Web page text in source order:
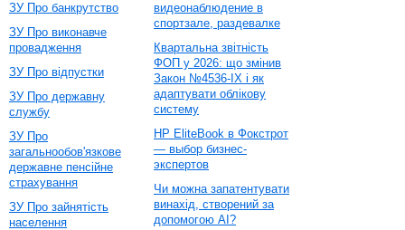
ЗУ Про банкрутство
ЗУ Про виконавче
провадження
ЗУ Про відпустки
ЗУ Про державну
службу
ЗУ Про
загальнообов'язкове
державне пенсійне
страхування
ЗУ Про зайнятість
населення
видеонаблюдение в
спортзале, раздевалке
Квартальна звітність
ФОП у 2026: що змінив
Закон №4536-IX і як
адаптувати облікову
систему
HP EliteBook в Фокстрот
— выбор бизнес-
экспертов
Чи можна запатентувати
винахід, створений за
допомогою AI?